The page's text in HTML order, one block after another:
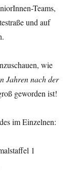
Teams,
und auf
wie
Jahren nach der
geworden ist!
im Einzelnen:
1